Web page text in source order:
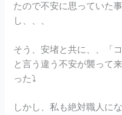
たので不安に思っていた
し、、、
そう、安堵と共に、、「
と言う違う不安が襲って
った⤵︎
しかし、私も絶対職人に